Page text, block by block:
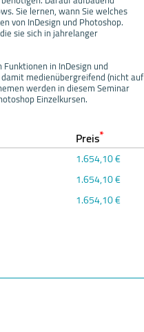
Sie lernen, wann Sie welches
von InDesign und Photoshop.
sie sich in jahrelanger
in InDesign und
medienübergreifend (nicht auf
werden in diesem Seminar
Einzelkursen.
Preis*
1.654,10 €
1.654,10 €
1.654,10 €